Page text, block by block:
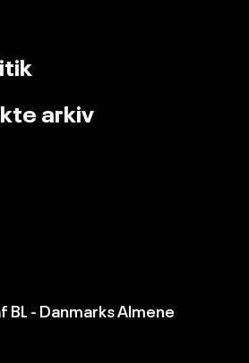
arkiv
BL - Danmarks Almene